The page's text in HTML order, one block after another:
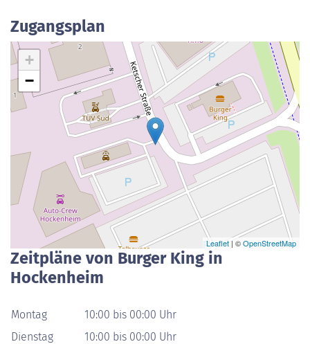
Zugangsplan
+
−
Leaflet | ©OpenStreetMap
Zeitpläne von Burger King in
Hockenheim
Montag
10:00 bis 00:00 Uhr
Dienstag
10:00 bis 00:00 Uhr